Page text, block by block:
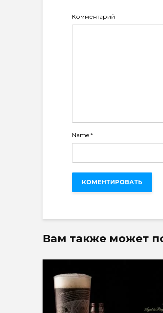
Комментарий
Name *
Вам также может